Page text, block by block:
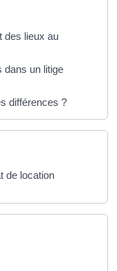
des lieux au
dans un litige
différences ?
de location